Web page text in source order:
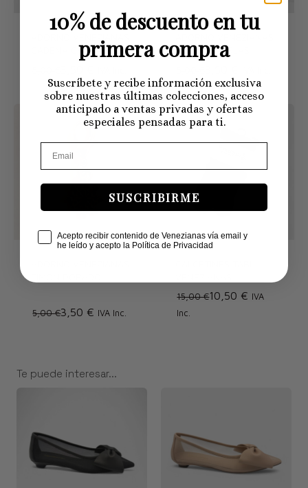
CADENA CRISTALES
CADENA PERLAS
5,00 €3,50 € IVA Inc.
15,00 €10,50 € IVA
Inc.
Te puede interesar...
10% de descuento en tu
primera compra
Suscríbete y recibe información exclusiva
sobre nuestras últimas colecciones, acceso
anticipado a ventas privadas y ofertas
especiales pensadas para ti.
SUSCRIBIRME
Check Box
Acepto recibir contenido de Venezianas vía email y
he leído y acepto la Política de Privacidad